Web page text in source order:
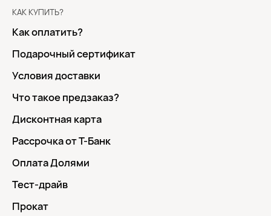
КАК КУПИТЬ?
Как оплатить?
Подарочный сертификат
Условия доставки
Что такое предзаказ?
Дисконтная карта
Рассрочка от Т-Банк
Оплата Долями
Тест-драйв
Прокат